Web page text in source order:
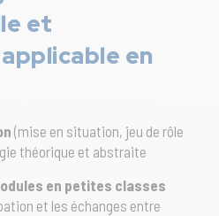
et
en
(mise en situation, jeu de rôle
théorique et abstraite
en petites classes
et les échanges entre